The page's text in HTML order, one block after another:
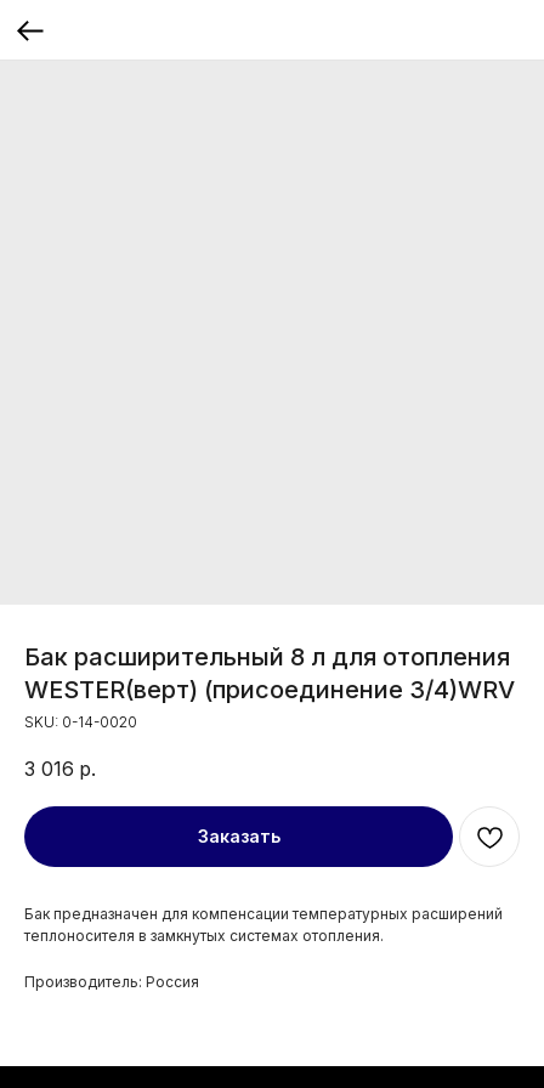
Бак расширительный 8 л для отопления
WESTER(верт) (присоединение 3/4)WRV
SKU: 0-14-0020
3 016 р.
Заказать
Бак предназначен для компенсации температурных расширений
теплоносителя в замкнутых системах отопления.
Производитель: Россия